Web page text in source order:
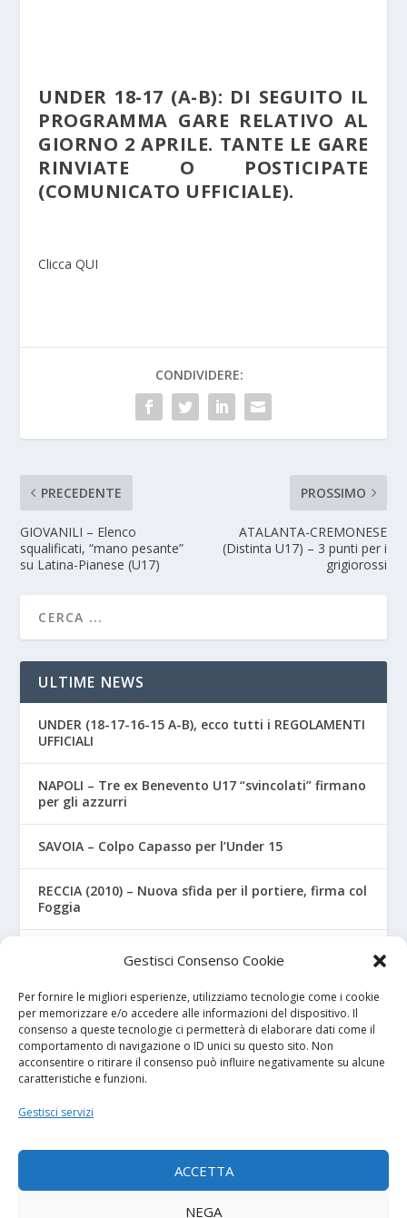
Gestisci Consenso Cookie
Per fornire le migliori esperienze, utilizziamo tecnologie come i cookie
per memorizzare e/o accedere alle informazioni del dispositivo. Il
consenso a queste tecnologie ci permetterà di elaborare dati come il
comportamento di navigazione o ID unici su questo sito. Non
acconsentire o ritirare il consenso può influire negativamente su alcune
caratteristiche e funzioni.
Gestisci servizi
ACCETTA
NEGA
UNDER 18-17 (A-B): DI SEGUITO IL
PROGRAMMA GARE RELATIVO AL
GIORNO 2 APRILE. TANTE LE GARE
RINVIATE O POSTICIPATE
(COMUNICATO UFFICIALE).
Clicca QUI
CONDIVIDERE:
PRECEDENTE
GIOVANILI – Elenco
squalificati, “mano pesante”
su Latina-Pianese (U17)
PROSSIMO
ATALANTA-CREMONESE
(Distinta U17) – 3 punti per i
grigiorossi
ULTIME NEWS
UNDER (18-17-16-15 A-B), ecco tutti i REGOLAMENTI
UFFICIALI
NAPOLI – Tre ex Benevento U17 “svincolati” firmano
per gli azzurri
SAVOIA – Colpo Capasso per l’Under 15
RECCIA (2010) – Nuova sfida per il portiere, firma col
Foggia
RIZZO – Dalla “Fratelli Bandiera” al Crotone: la
favola di Christian
I NOSTRI SPONSOR
Calcio Panchina
Diretta.it